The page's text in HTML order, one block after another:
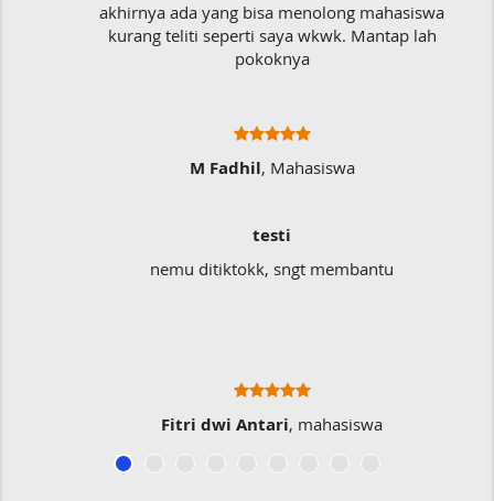
akhirnya ada yang bisa menolong mahasiswa
kurang teliti seperti saya wkwk. Mantap lah
pokoknya
M Fadhil, Mahasiswa
testi
nemu ditiktokk, sngt membantu
Fitri dwi Antari, mahasiswa